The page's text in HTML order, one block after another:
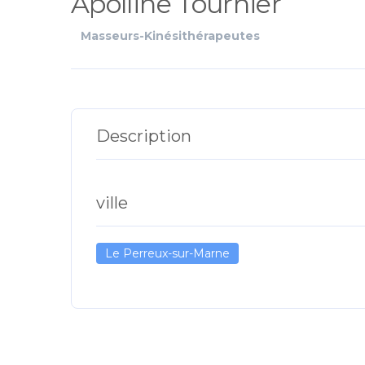
Masseurs-Kinésithérapeutes
Description
ville
Le Perreux-sur-Marne